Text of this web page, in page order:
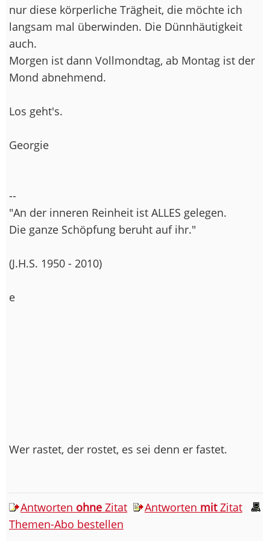
nur diese körperliche Trägheit, die möchte ich
langsam mal überwinden. Die Dünnhäutigkeit
auch.
Morgen ist dann Vollmondtag, ab Montag ist der
Mond abnehmend.
Los geht's.
Georgie
--
"An der inneren Reinheit ist ALLES gelegen.
Die ganze Schöpfung beruht auf ihr."
(J.H.S. 1950 - 2010)
e
Wer rastet, der rostet, es sei denn er fastet.
Antworten ohne Zitat Antworten mitZitat
Themen-Abo bestellen